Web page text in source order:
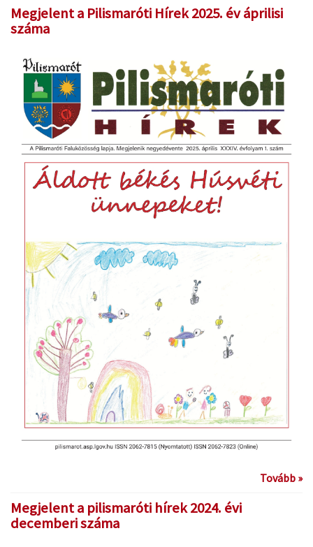
Megjelent a Pilismaróti Hírek 2025. év áprilisi
száma
Tovább »
Megjelent a pilismaróti hírek 2024. évi
decemberi száma